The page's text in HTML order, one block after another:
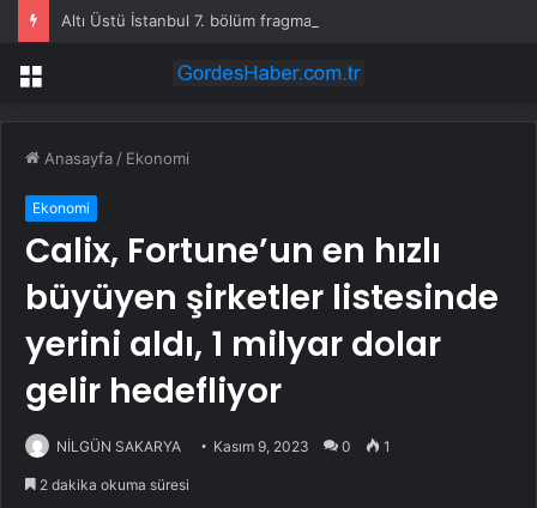
Altı Üstü İstanbul 7. bölüm fragmanı yayınlandı mı?
Menü
Anasayfa / Ekonomi
Ekonomi
Calix, Fortune’un en hızlı
büyüyen şirketler listesinde
yerini aldı, 1 milyar dolar
gelir hedefliyor
NİLGÜN SAKARYA Kasım 9, 2023 0 1
2 dakika okuma süresi